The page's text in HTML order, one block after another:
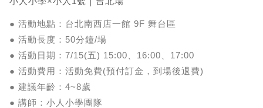
● 活動地點：台北南西店一館 9F 舞台區
● 活動長度：50分鐘/場
● 活動日期：7/15(五) 15:00、16:00、17:00
● 活動費用：活動免費(預付訂金，到場後退費)
● 建議年齡：4~8歲
● 講師：小人小學團隊